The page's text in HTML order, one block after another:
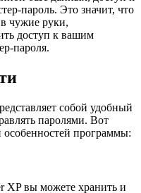
пароль. Это значит, что
чужие руки,
доступ к вашим
пароля.
собой удобный
паролями. Вот
программы:
XP вы можете хранить и